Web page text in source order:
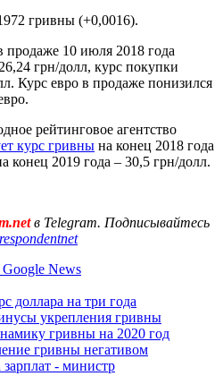
гривны (+0,0016).
продаже 10 июля 2018 года
грн/долл, курс покупки
Курс евро в продаже понизился
рейтинговое агентство
курс гривны на конец 2018 года
конец 2019 года – 30,5 грн/долл.
в Telegram. Подписывайтесь
News
доллара на три года
укрепления гривны
гривны на 2020 год
гривны негативом
- министр